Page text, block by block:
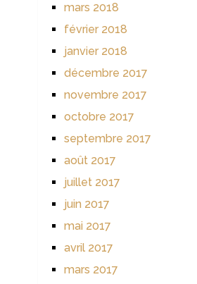
mars 2018
février 2018
janvier 2018
décembre 2017
novembre 2017
octobre 2017
septembre 2017
août 2017
juillet 2017
juin 2017
mai 2017
avril 2017
mars 2017